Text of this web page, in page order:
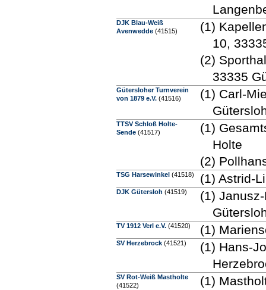
DJK Blau-Weiß
Avenwedde (41515)
(1)
10,
(2)
33335
Gütersloher Turnverein
von 1879 e.V. (41516)
(1) Carl-
TTSV Schloß Holte-
Sende (41517)
(1)
Holte
(2)
TSG Harsewinkel (41518) (1) Astrid-
DJK Gütersloh (41519)
(1)
TV 1912 Verl e.V. (41520) (1)
SV Herzebrock (41521)
(1) Hans-
SV Rot-Weiß Mastholte
(41522)
(1)